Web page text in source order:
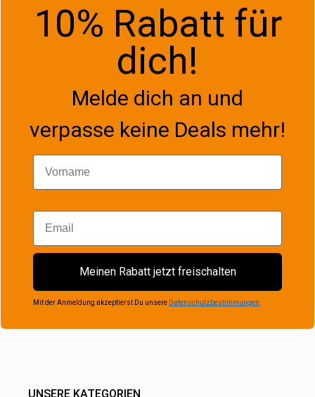
10% Rabatt für
dich!
Melde dich an und
verpasse keine Deals mehr!
Vorname
Email
Meinen Rabatt jetzt freischalten
Mit der Anmeldung akzeptierst Du unsere Datenschutzbestimmungen
UNSERE KATEGORIEN